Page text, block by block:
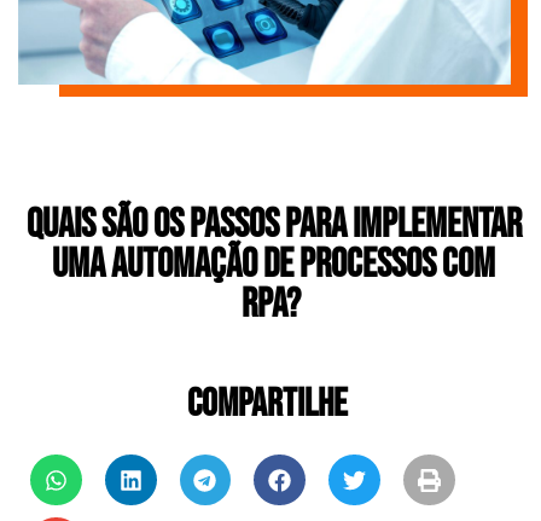
Quais são os passos para implementar
uma automação de processos com
RPA?
COMPARTILHE